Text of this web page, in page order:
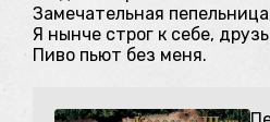
Замечательная
Я нынче строг к себе,
Пиво пьют без меня.